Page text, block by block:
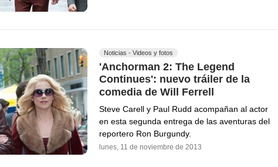
Noticias - Videos y fotos
'Anchorman 2: The Legend
Continues': nuevo tráiler de la
comedia de Will Ferrell
Steve Carell y Paul Rudd acompañan al actor
en esta segunda entrega de las aventuras del
reportero Ron Burgundy.
lunes, 11 de noviembre de 2013